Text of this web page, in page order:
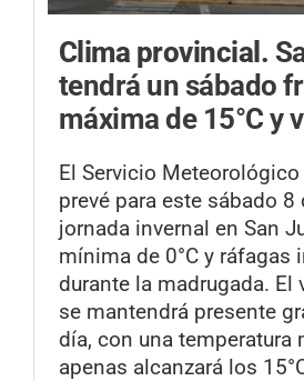
Clima provincial.
tendrá un sábado
máxima de 15°C y
El Servicio
prevé para este sábado
jornada invernal en San
mínima de 0°C y ráfagas
durante la madrugada. El
se mantendrá presente
día, con una temperatura
apenas alcanzará los